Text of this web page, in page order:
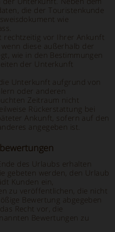
die der Touristenkunde
wie
rechtzeitig vor Ihrer Ankunft
diese außerhalb der
wie in den Bestimmungen
der Unterkunft
Unterkunft aufgrund von
oder anderen
Zeitraum nicht
Rückerstattung bei
Ankunft, sofern auf den
angegeben ist.
des Urlaubs erhalten
gebeten werden, den Urlaub
Kunden ein,
zu veröffentlichen, die nicht
Bewertung abgegeben
Recht vor, die
Bewertungen zu